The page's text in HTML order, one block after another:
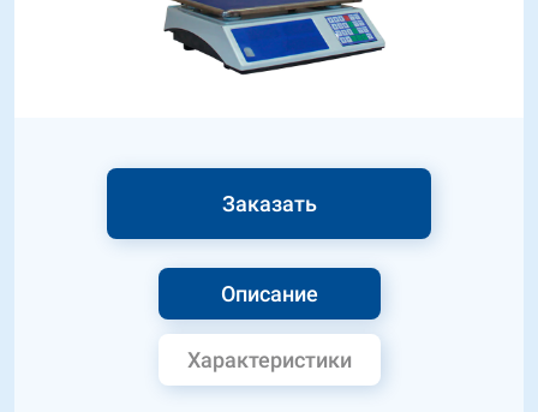
Описание
Характеристики
Заказать